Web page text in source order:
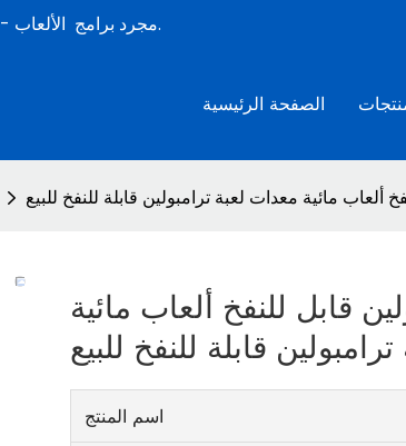
مجرد برامج الألعاب - الشركة المصنعة لألعاب الصيف المائية القابلة للنفخ المحترفة لأكثر من 15 عامًا.
الصفحة الرئيسية
ألعاب مائية معدات لعبة ترامبولين قابلة للنفخ للبيع
قابل للنفخ ألعاب مائية
قابلة للنفخ للبيع
اسم المنتج